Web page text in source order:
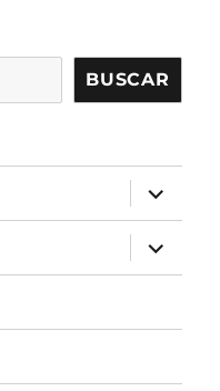
BUSCAR
expandir
el
menú
inferior
expandir
el
menú